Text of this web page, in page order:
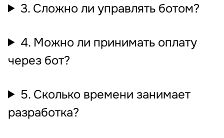
3. Сложно ли управлять ботом?
4. Можно ли принимать оплату
через бот?
5. Сколько времени занимает
разработка?